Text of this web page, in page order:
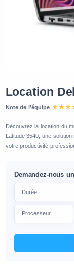
Location
Note de l'équipe
Découvrez la location du
Latitude 3540, une
votre productivité
Demandez-nous